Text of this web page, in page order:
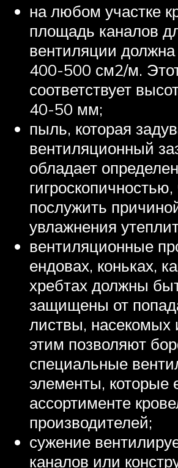
на любом участке
площадь каналов
вентиляции должна
400-500 см2/м.
соответствует
40-50 мм;
пыль, которая
вентиляционный
обладает
послужить
увлажнения
вентиляционные
ендовах, коньках,
хребтах должны
защищены от
листвы, насекомых
этим позволяют
специальные
элементы, которые
ассортименте
производителей;
сужение
каналов или